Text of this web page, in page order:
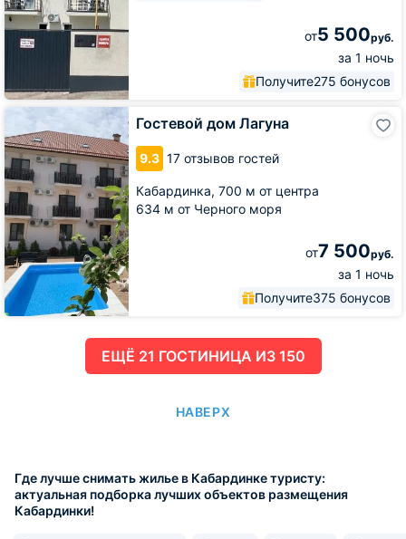
от5 500руб.
за 1 ночь
Получите275 бонусов
Гостевой дом Лагуна
9.3 17 отзывов гостей
Кабардинка, 700 м от центра
634 м от Черного моря
от7 500руб.
за 1 ночь
Получите375 бонусов
Гостевой
Лагуна
ЕЩË 21 ГОСТИНИЦА ИЗ 150
НАВЕРХ
Где лучше снимать жилье в Кабардинке туристу:
актуальная подборка лучших объектов размещения
Кабардинки!